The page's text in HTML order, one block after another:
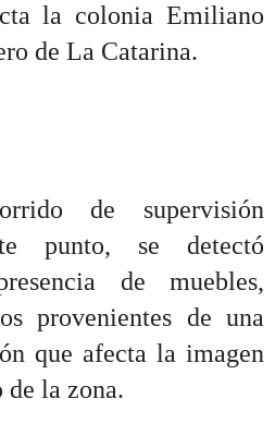
la colonia Emiliano
de La Catarina.
de supervisión
punto, se detectó
de muebles,
provenientes de una
que afecta la imagen
de la zona.